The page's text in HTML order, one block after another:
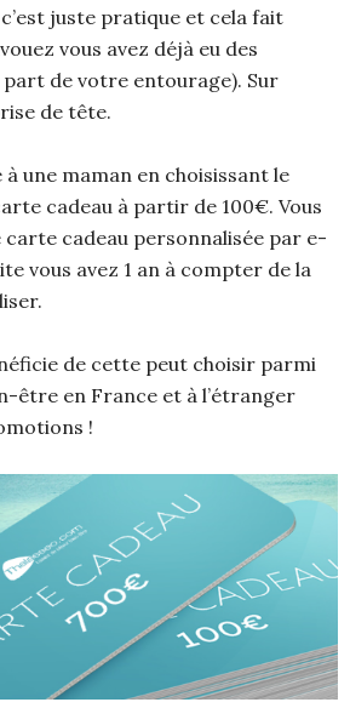
juste pratique et cela fait
vous avez déjà eu des
part de votre entourage). Sur
de tête.
une maman en choisissant le
cadeau à partir de 100€. Vous
cadeau personnalisée par e-
vous avez 1 an à compter de la
de cette peut choisir parmi
être en France et à l’étranger
!